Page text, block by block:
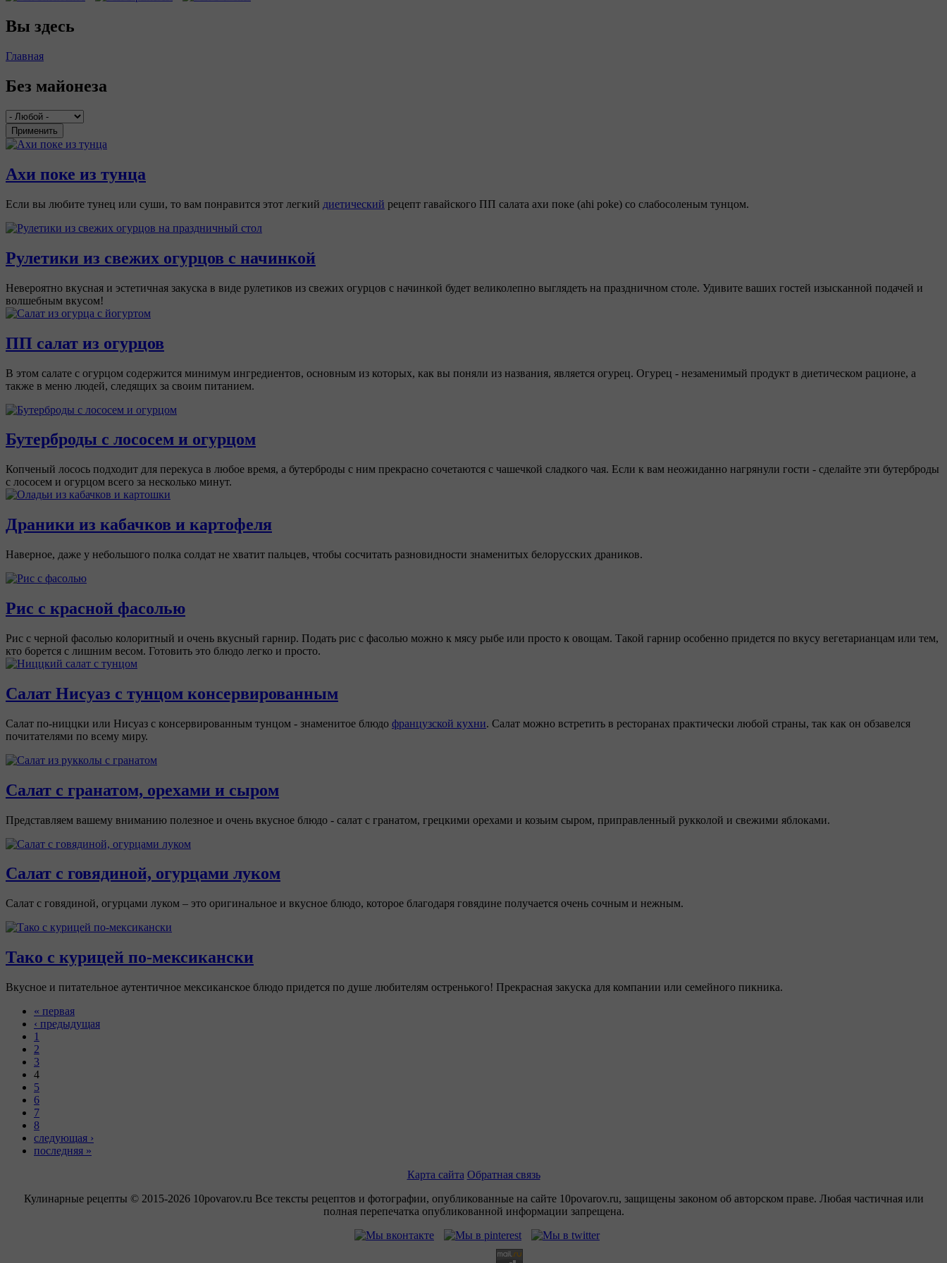
Вы здесь
Главная
Без майонеза
Применить
Ахи поке из тунца
Если вы любите тунец или суши, то вам понравится этот легкий диетический рецепт гавайского ПП салата ахи поке (ahi poke) со слабосоленым тунцом.
Рулетики из свежих огурцов с начинкой
Невероятно вкусная и эстетичная закуска в виде рулетиков из свежих огурцов с начинкой будет великолепно выглядеть на праздничном столе. Удивите ваших гостей изысканной подачей и
волшебным вкусом!
ПП салат из огурцов
В этом салате с огурцом содержится минимум ингредиентов, основным из которых, как вы поняли из названия, является огурец. Огурец - незаменимый продукт в диетическом рационе, а
также в меню людей, следящих за своим питанием.
Бутерброды с лососем и огурцом
Копченый лосось подходит для перекуса в любое время, а бутерброды с ним прекрасно сочетаются с чашечкой сладкого чая. Если к вам неожиданно нагрянули гости - сделайте эти бутерброды
с лососем и огурцом всего за несколько минут.
Драники из кабачков и картофеля
Наверное, даже у небольшого полка солдат не хватит пальцев, чтобы сосчитать разновидности знаменитых белорусских драников.
Рис с красной фасолью
Рис с черной фасолью колоритный и очень вкусный гарнир. Подать рис с фасолью можно к мясу рыбе или просто к овощам. Такой гарнир особенно придется по вкусу вегетарианцам или тем,
кто борется с лишним весом. Готовить это блюдо легко и просто.
Салат Нисуаз с тунцом консервированным
Салат по-ниццки или Нисуаз с консервированным тунцом - знаменитое блюдо французской кухни. Салат можно встретить в ресторанах практически любой страны, так как он обзавелся
почитателями по всему миру.
Салат с гранатом, орехами и сыром
Представляем вашему вниманию полезное и очень вкусное блюдо - салат с гранатом, грецкими орехами и козьим сыром, приправленный рукколой и свежими яблоками.
Салат с говядиной, огурцами луком
Салат с говядиной, огурцами луком – это оригинальное и вкусное блюдо, которое благодаря говядине получается очень сочным и нежным.
Тако с курицей по-мексикански
Вкусное и питательное аутентичное мексиканское блюдо придется по душе любителям остренького! Прекрасная закуска для компании или семейного пикника.
« первая
‹ предыдущая
1
2
3
4
5
6
7
8
следующая ›
последняя »
Карта сайта Обратная связь
Кулинарные рецепты © 2015-2026 10povarov.ru Все тексты рецептов и фотографии, опубликованные на сайте 10povarov.ru, защищены законом об авторском праве. Любая частичная или
полная перепечатка опубликованной информации запрещена.